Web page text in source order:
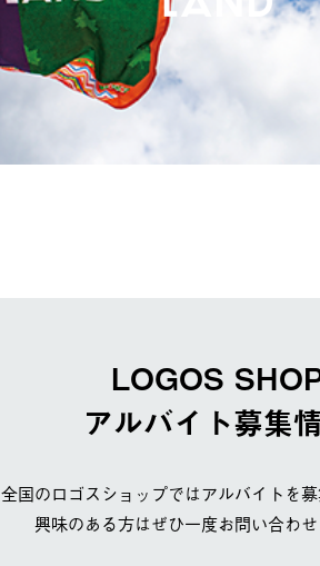
LOGOS
アルバイト募集
全国のロゴスショップではアルバイトを
興味のある方はぜひ一度お問い合わせ